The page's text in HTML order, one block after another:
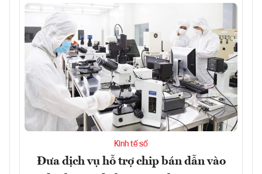
Kinh tế số
Đưa dịch vụ hỗ trợ chip bán dẫn vào